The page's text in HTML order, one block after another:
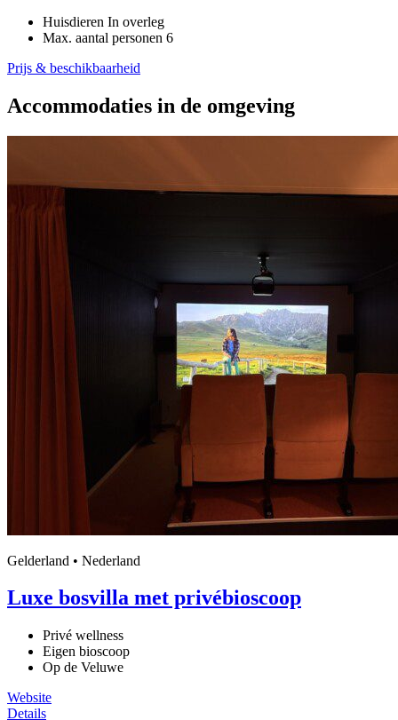
Huisdieren In overleg
Max. aantal personen 6
Prijs & beschikbaarheid
Accommodaties in de omgeving
Gelderland • Nederland
Luxe bosvilla met privébioscoop
Privé wellness
Eigen bioscoop
Op de Veluwe
Website
Details